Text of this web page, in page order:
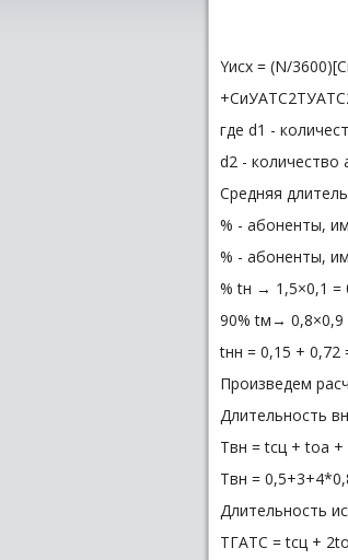
Yисх = (N/
где d1 -
d2 -
Средняя
% - абоненты,
% - абоненты,
% tн → 1,5×0,1 =
90% tм→ 0,8×0,9
tнн = 0,15 + 0,72
Произведем
Длительность
Tвн = tсц + tоа
Tвн =
Длительность
TГАТС = tсц +